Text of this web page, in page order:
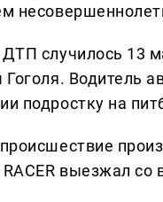
случилось 13
Гоголя. Водитель
подростку на
выезжал со